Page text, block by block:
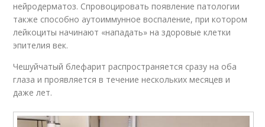
нейродерматоз. Спровоцировать появление патологии
также способно аутоиммунное воспаление, при котором
лейкоциты начинают «нападать» на здоровые клетки
эпителия век.
Чешуйчатый блефарит распространяется сразу на оба
глаза и проявляется в течение нескольких месяцев и
даже лет.